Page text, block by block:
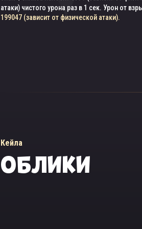
атаки) чистого урона раз в 1 сек. Урон от
199047 (зависит от физической атаки).
Шанс наложения и обновления Знака
снижается, если уровень цели выше 130.
Кейла
ОБЛИКИ